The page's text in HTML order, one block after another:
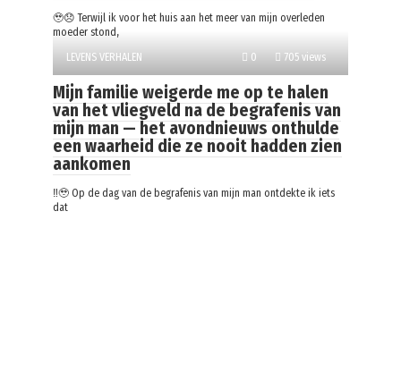
🥹😞 Terwijl ik voor het huis aan het meer van mijn overleden
moeder stond,
LEVENS VERHALEN
0 705 views
Mijn familie weigerde me op te halen
van het vliegveld na de begrafenis van
mijn man — het avondnieuws onthulde
een waarheid die ze nooit hadden zien
aankomen
‼️🥹 Op de dag van de begrafenis van mijn man ontdekte ik iets
dat